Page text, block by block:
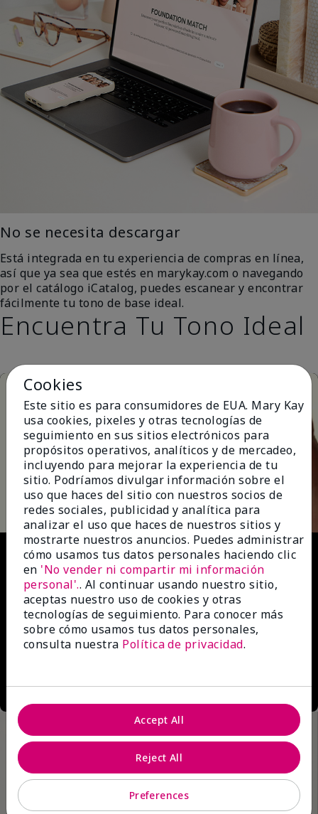
No se necesita descargar
Está integrada en tu experiencia de compras en línea,
así que ya sea que estés en marykay.com o navegando
por el catálogo iCatalog, puedes escanear y encontrar
fácilmente tu tono de base ideal.
Encuentra Tu Tono Ideal
Play
Video
Cookies
Este sitio es para consumidores de EUA. Mary Kay
usa cookies, pixeles y otras tecnologías de
seguimiento en sus sitios electrónicos para
propósitos operativos, analíticos y de mercadeo,
incluyendo para mejorar la experiencia de tu
sitio. Podríamos divulgar información sobre el
uso que haces del sitio con nuestros socios de
redes sociales, publicidad y analítica para
analizar el uso que haces de nuestros sitios y
mostrarte nuestros anuncios. Puedes administrar
cómo usamos tus datos personales haciendo clic
en 'No vender ni compartir mi información
personal'.. Al continuar usando nuestro sitio,
aceptas nuestro uso de cookies y otras
tecnologías de seguimiento. Para conocer más
sobre cómo usamos tus datos personales,
consulta nuestra Política de privacidad.
Preferences
Reject All
Accept All